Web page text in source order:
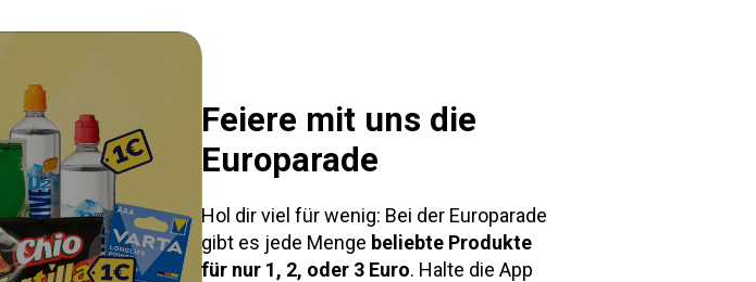
Feiere mit uns die
Europarade
Hol dir viel für wenig: Bei der Europarade
gibt es jede Menge beliebte Produkte
für nur 1, 2, oder 3 Euro. Halte die App